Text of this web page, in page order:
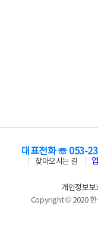
대표전화 ☏ 053-
찾아오시는 길
개인정보보
Copyright © 2020 한